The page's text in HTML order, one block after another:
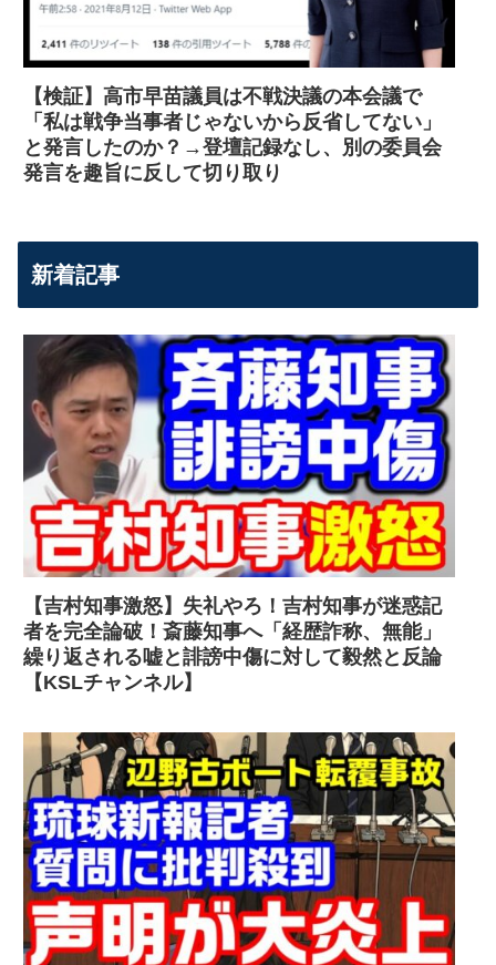
【検証】高市早苗議員は不戦決議の本会議で
「私は戦争当事者じゃないから反省してない」
と発言したのか？→登壇記録なし、別の委員会
発言を趣旨に反して切り取り
新着記事
【吉村知事激怒】失礼やろ！吉村知事が迷惑記
者を完全論破！斎藤知事へ「経歴詐称、無能」
繰り返される嘘と誹謗中傷に対して毅然と反論
【KSLチャンネル】